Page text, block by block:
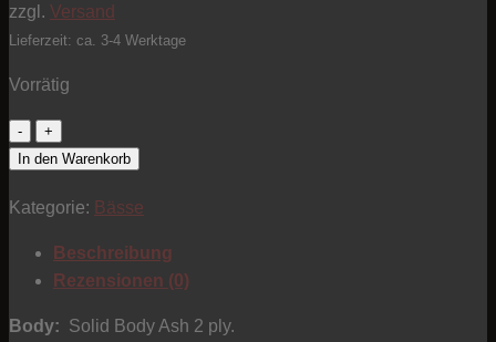
zzgl. Versand
Lieferzeit: ca. 3-4 Werktage
Vorrätig
MGH
Custom
Bass
In den Warenkorb
Kategorie: Bässe
Beschreibung
Rezensionen (0)
Body: Solid Body Ash 2 ply.